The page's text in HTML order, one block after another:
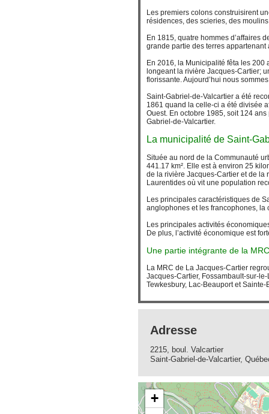
Les premiers colons construisirent
résidences, des scieries, des
En 1815, quatre hommes d’affaires
grande partie des terres appartenant
En 2016, la Municipalité fêta les 200
longeant la rivière Jacques-Cartier;
florissante. Aujourd’hui nous
Saint-Gabriel-de-Valcartier a été
1861 quand la celle-ci a été divisée
Ouest. En octobre 1985, soit 124
Gabriel-de-Valcartier.
La municipalité de Saint-
Située au nord de la Communauté
441.17 km². Elle est à environ 25
de la rivière Jacques-Cartier et de la
Laurentides où vit une population
Les principales caractéristiques de
anglophones et les francophones, la
Les principales activités
De plus, l’activité économique est
Une partie intégrante de la
La MRC de La Jacques-Cartier
Jacques-Cartier, Fossambault-sur-
Tewkesbury, Lac-Beauport et
Adresse
2215, boul. Valcartier
Saint-Gabriel-de-Valcartier,
+